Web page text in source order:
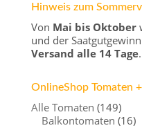
Hinweis zum
Von Mai bis Oktober
und der
Versand alle 14 Tage.
OnlineShop Tomaten
Alle Tomaten (149)
Balkontomaten (16)